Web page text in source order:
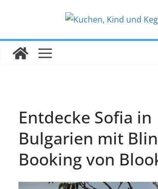
Entdecke Sofia in
Bulgarien mit
Booking von